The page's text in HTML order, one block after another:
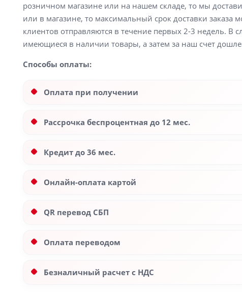
розничном магазине или на нашем складе, то мы
или в магазине, то максимальный срок доставки заказа
клиентов отправляются в течение первых 2-3 недель. В
имеющиеся в наличии товары, а затем за наш счет
Способы оплаты:
Оплата при получении
Рассрочка беспроцентная до 12 мес.
Кредит до 36 мес.
Онлайн-оплата картой
QR перевод СБП
Оплата переводом
Безналичный расчет с НДС